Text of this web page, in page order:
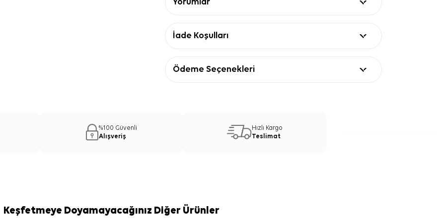
Yorumlar
İade Koşulları
Ödeme Seçenekleri
%100 Güvenli
Alışveriş
Hızlı Kargo
Teslimat
Keşfetmeye Doyamayacağınız Diğer Ürünler